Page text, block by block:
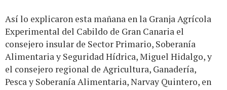
Así lo explicaron esta mañana en la Granja Agrícola
Experimental del Cabildo de Gran Canaria el
consejero insular de Sector Primario, Soberanía
Alimentaria y Seguridad Hídrica, Miguel Hidalgo, y
el consejero regional de Agricultura, Ganadería,
Pesca y Soberanía Alimentaria, Narvay Quintero, en